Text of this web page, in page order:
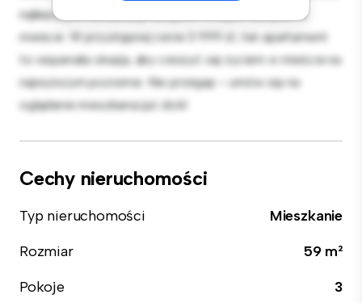
najlepszych restauracji, sklepów i miejsc rozrywki w
mieście. W przystępnej cenie 3 999 zł, ten apartament
to wspaniała okazja, aby cieszyć się życiem w mieście na
najwyższym poziomie. Nie przegap – umów się na
oglądanie mieszkania już dziś!
Cechy nieruchomości
Typ nieruchomości
Mieszkanie
Rozmiar
59 m²
Pokoje
3